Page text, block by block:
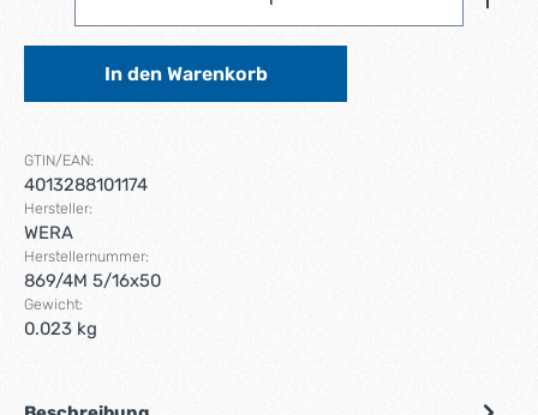
In den Warenkorb
GTIN/EAN:
4013288101174
Hersteller:
WERA
Herstellernummer:
869/4M 5/16x50
Gewicht:
0.023 kg